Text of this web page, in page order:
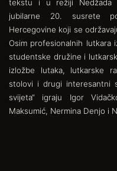
tekstu i u režiji Nedžada
jubilarne 20. susrete
Hercegovine koji se
Osim profesionalnih lutkara
studentske družine i
izložbe lutaka, lutkarske
stolovi i drugi interesantni
svijeta“ igraju Igor
Maksumić, Nermina Denjo i